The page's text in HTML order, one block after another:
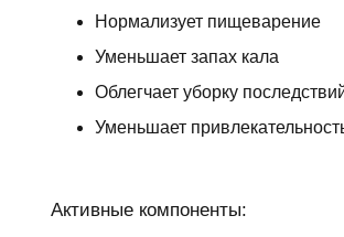
Нормализует пищеварение
Уменьшает запах кала
Облегчает уборку
Уменьшает
Активные компоненты: